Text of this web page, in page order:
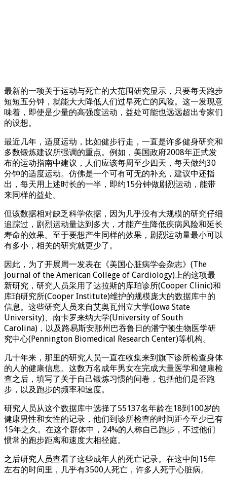
最新的一项关于运动与死亡的大范围研究显示，只要每天跑步
短短五分钟，就能大大降低人们过早死亡的风险。这一发现意
味着，即使是少量的高强度运动，益处可能也远远超出专家们
的设想。
最近几年，适度运动，比如健步行走，一直是许多健身研究和
多数锻炼建议所强调的重点。例如，美国政府2008年正式发
布的运动指南中建议，人们应该每周至少四天，每天做约30
分钟的适度运动。仿佛是一个可有可无的补充，建议中还指
出，每天用上述时长的一半，即约15分钟做剧烈运动，能带
来同样的益处。
但该数据相对缺乏科学依据，因为几乎没有大规模的研究仔细
追踪过，剧烈运动量达到多大，才能产生降低疾病风险和延长
寿命的效果。至于要想产生同样的效果，剧烈运动量最小可以
有多小，相关的研究就更少了。
因此，为了开展周一发表在《美国心脏病学会杂志》(The
Journal of the American College of Cardiology)上的这项最
新研究，研究人员采用了达拉斯的库珀诊所(Cooper Clinic)和
库珀研究所(Cooper Institute)维护的规模庞大的数据库中的
信息。这些研究人员来自艾奥瓦州立大学(Iowa State
University)、南卡罗来纳大学(University of South
Carolina)，以及路易斯安那州巴吞鲁日的潘宁顿生物医学研
究中心(Pennington Biomedical Research Center)等机构。
几十年来，那里的研究人员一直在收集来到旗下诊所检查身体
的人的健康信息。这数万名成年男女在完成大量医学和健康检
查之后，填写了关于自己锻炼习惯的问卷，包括他们是否跑
步，以及跑步的频率和速度。
研究人员从这个数据库中选择了55137名年龄在18到100岁的
健康男性和女性的记录，他们到诊所检查的时间距今至少已有
15年之久。在这个群体中，24%的人称自己跑步，不过他们
惯常的跑步距离和速度大相径庭。
之后研究人员查看了这些成年人的死亡记录。在这中间15年
左右的时间里，几乎有3500人死亡，许多人死于心脏病。